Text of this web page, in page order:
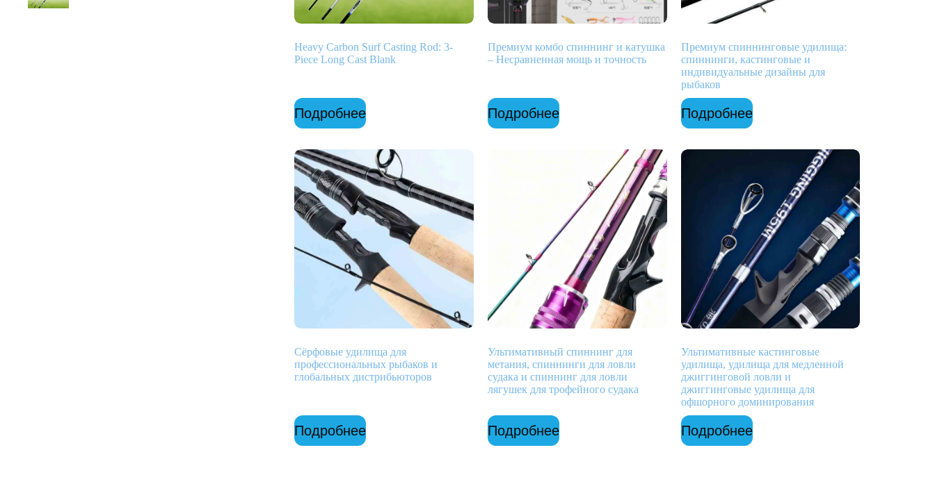
Heavy Carbon Surf Casting Rod: 3-
Piece Long Cast Blank
Подробнее
Премиум комбо спиннинг и катушка
– Несравненная мощь и точность
Подробнее
Премиум спиннинговые удилища:
спиннинги, кастинговые и
индивидуальные дизайны для
рыбаков
Подробнее
Сёрфовые удилища для
профессиональных рыбаков и
глобальных дистрибьюторов
Подробнее
Ультимативный спиннинг для
метания, спиннинги для ловли
судака и спиннинг для ловли
лягушек для трофейного судака
Подробнее
Ультимативные кастинговые
удилища, удилища для медленной
джиггинговой ловли и
джиггинговые удилища для
офшорного доминирования
Подробнее